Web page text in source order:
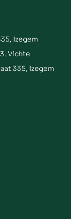
Izegem
Vichte
335, Izegem